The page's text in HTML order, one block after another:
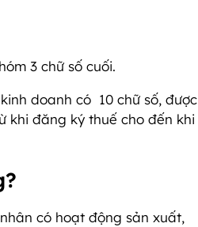
3 chữ số cuối.
doanh có 10 chữ số, được
khi đăng ký thuế cho đến khi
có hoạt động sản xuất,